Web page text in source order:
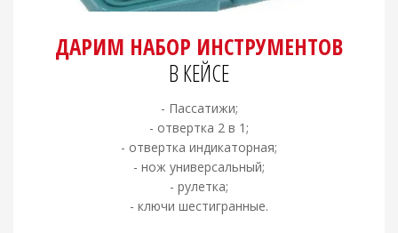
ДАРИМ НАБОР ИНСТРУМЕНТОВ
В КЕЙСЕ
- Пассатижи;
- отвертка 2 в 1;
- отвертка индикаторная;
- нож универсальный;
- рулетка;
- ключи шестигранные.